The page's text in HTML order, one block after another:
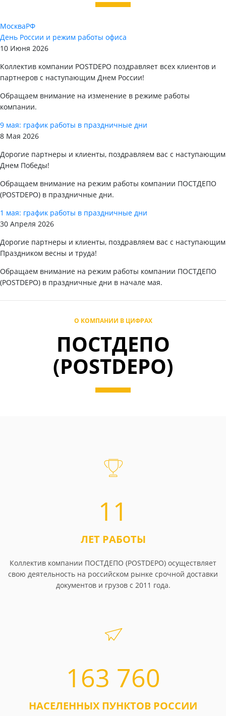
МоскваРФ
День России и режим работы офиса
10 Июня 2026
Коллектив компании POSTDEPO поздравляет всех клиентов и
партнеров с наступающим Днем России!
Обращаем внимание на изменение в режиме работы
компании.
9 мая: график работы в праздничные дни
8 Мая 2026
Дорогие партнеры и клиенты, поздравляем вас с наступающим
Днем Победы!
Обращаем внимание на режим работы компании ПОСТДЕПО
(POSTDEPO) в праздничные дни.
1 мая: график работы в праздничные дни
30 Апреля 2026
Дорогие партнеры и клиенты, поздравляем вас с наступающим
Праздником весны и труда!
Обращаем внимание на режим работы компании ПОСТДЕПО
(POSTDEPO) в праздничные дни в начале мая.
О КОМПАНИИ В ЦИФРАХ
ПОСТДЕПО
(POSTDEPO)
11
ЛЕТ РАБОТЫ
Коллектив компании ПОСТДЕПО (POSTDEPO) осуществляет
свою деятельность на российском рынке срочной доставки
документов и грузов с 2011 года.
163 760
НАСЕЛЕННЫХ ПУНКТОВ РОССИИ